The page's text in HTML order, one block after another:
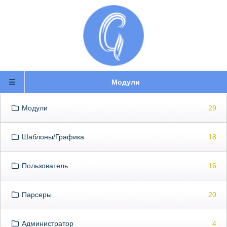
Модули
Модули 29
Шаблоны/Графика 18
Пользователь 16
Парсеры 20
Администратор 4